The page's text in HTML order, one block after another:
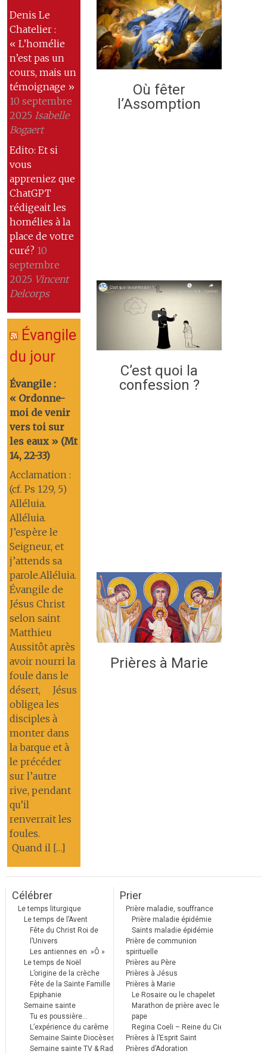
Denis Le
Chatelier :
« L’homélie
n’est pas un
cours, mais un
témoignage »
10 septembre
2025 Isabelle
Bogaert
Edito: Et si
vous
appreniez que
ChatGPT
rédigeait les
homélies à la
place de votre
curé? 10
septembre
2025 Vincent
Delcorps
Évangile
du jour
Évangile :
« Ordonne-
moi de venir
vers toi sur
les eaux » (Mt
14, 22-33)
Acclamation :
(cf. Ps 129, 5)
Alléluia.
Alléluia.
J’espère le
Seigneur, et
j’attends sa
parole.Alléluia.
Évangile de
Jésus Christ
selon saint
Matthieu
Aussitôt après
avoir nourri la
foule dans le
désert, Jésus
obligea les
disciples à
monter dans
la barque et à
le précéder
sur l’autre
rive, pendant
qu’il
renverrait les
foules.
Quand il […]
Où fêter
l’Assomption
C’est quoi la
confession ?
Prières à Marie
Célébrer
Le temps liturgique
Le temps de l’Avent
Fête du Christ Roi de
l’Univers
Les antiennes en »Ô »
Le temps de Noël
L’origine de la crèche
Fête de la Sainte Famille
Epiphanie
Semaine sainte
Tu es poussière…
L’expérience du carême
Semaine Sainte Diocèses
Semaine sainte TV & Radio
Prier
Prière maladie, souffrance
Prière maladie épidémie
Saints maladie épidémie
Prière de communion
spirituelle
Prières au Père
Prières à Jésus
Prières à Marie
Le Rosaire ou le chapelet
Marathon de prière avec le
pape
Regina Coeli – Reine du Ciel
Prières à l’Esprit Saint
Prières d’Adoration